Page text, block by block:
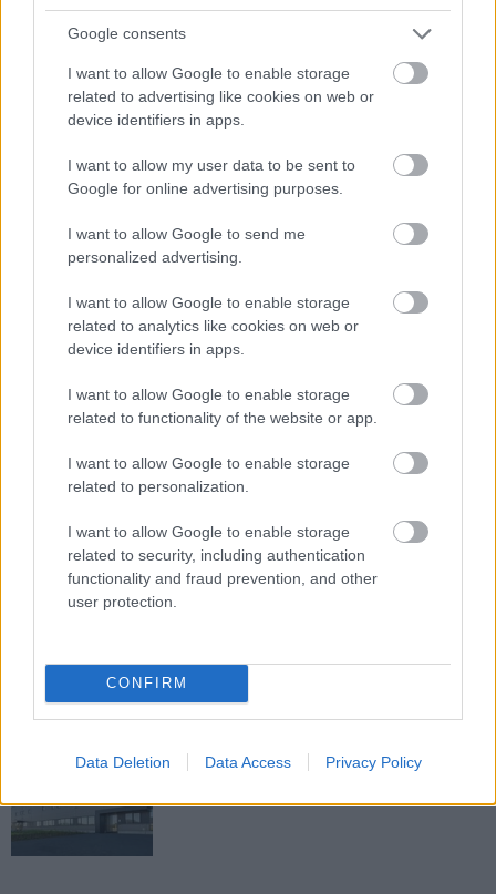
Google consents
I want to allow Google to enable storage
related to advertising like cookies on web or
device identifiers in apps.
I want to allow my user data to be sent to
Google for online advertising purposes.
I want to allow Google to send me
personalized advertising.
I want to allow Google to enable storage
related to analytics like cookies on web or
device identifiers in apps.
I want to allow Google to enable storage
related to functionality of the website or app.
I want to allow Google to enable storage
related to personalization.
I want to allow Google to enable storage
related to security, including authentication
functionality and fraud prevention, and other
user protection.
CONFIRM
Data Deletion Data Access Privacy Policy
Colas Északkő építőipari alapanyagok
A bányától az autópályáig – 35 éves a Colas Északkő
Több mint 80 millió tonna kitermelt és értékesített zúzottkő, 8
bányaüzem, 3 bontottanyag-befogadó és feldolgozó, 1
értékesítési-logisztikai központ, napjainkban 146 munkavállaló.
Kijelenthető ugyanakkor, hogy a Colas Északkő Kft. eddigi 35
éves története jóval több a számoknál. Termékeik ott vannak
azokban az utakban, hidakban, vasúti pályákban, vízi
műtárgyakban, épületekben, amelyek nap mint nap szolgálják a
hazai infrastruktúra fejlesztését és működését. A jubileum
alkalom arra is, hogy a vállalat ügyvezetőjével, Cseh Zoltánnal a
hazai kőbányászat stratégiai szerepéről, aktuális helyzetéről is
beszélgessünk.
Újabb csarnokkal bővült az Innovinia